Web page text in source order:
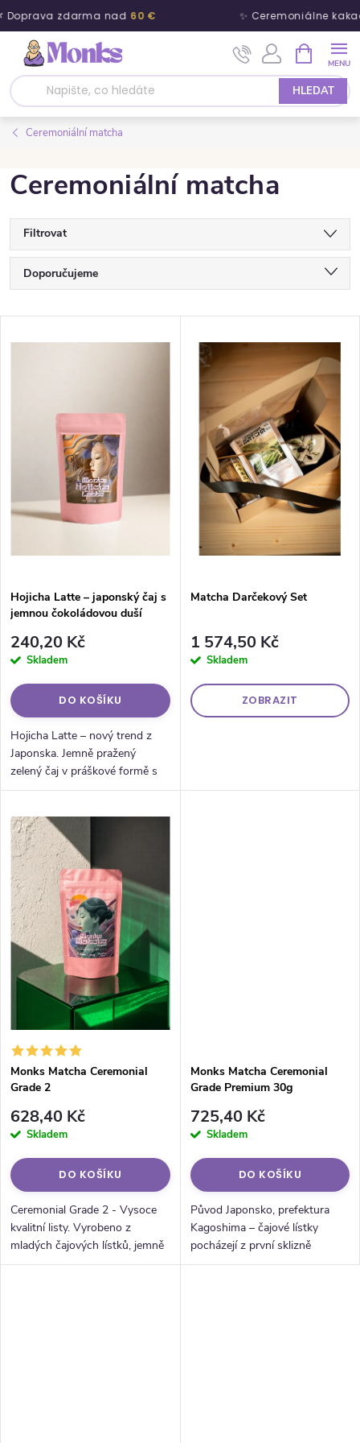
Doprava zdarma nad 60 € ✨ Ceremoniálne
Přejít na obsah
HLEDAT
Ceremoniální matcha
Ceremoniální matcha
Filtrovat
Řazení produktů
Doporučujeme
Výpis produktů
Hojicha Latte – japonský čaj s
jemnou čokoládovou duší
240,20 Kč
Skladem
DO KOŠÍKU
Hojicha Latte – nový trend z
Japonska. Jemně pražený
zelený čaj v práškové formě s
kokosovým cukrem pro
čokoládový nápoj, který pohladí
tělo i duši....
Matcha Darčekový Set
1 574,50 Kč
Skladem
ZOBRAZIT
Monks Matcha Ceremonial
Grade 2
628,40 Kč
Skladem
DO KOŠÍKU
Ceremonial Grade 2 - Vysoce
kvalitní listy. Vyrobeno z
mladých čajových lístků, jemně
rozemletých na prášekKvalita -
Monks Matcha Ceremonial
Grade Premium 30g
725,40 Kč
Skladem
DO KOŠÍKU
Původ Japonsko, prefektura
Kagoshima – čajové lístky
pocházejí z první sklizně
kultivaru Saemidori, oblasti